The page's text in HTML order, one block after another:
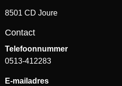
8501 CD Joure
Contact
Telefoonnummer
0513-412283
E-mailadres